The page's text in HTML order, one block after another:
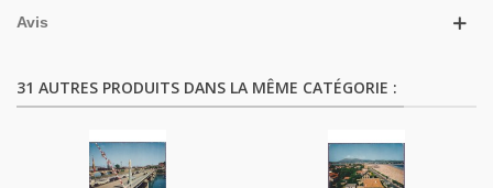
Avis
31 AUTRES PRODUITS DANS LA MÊME CATÉGORIE :